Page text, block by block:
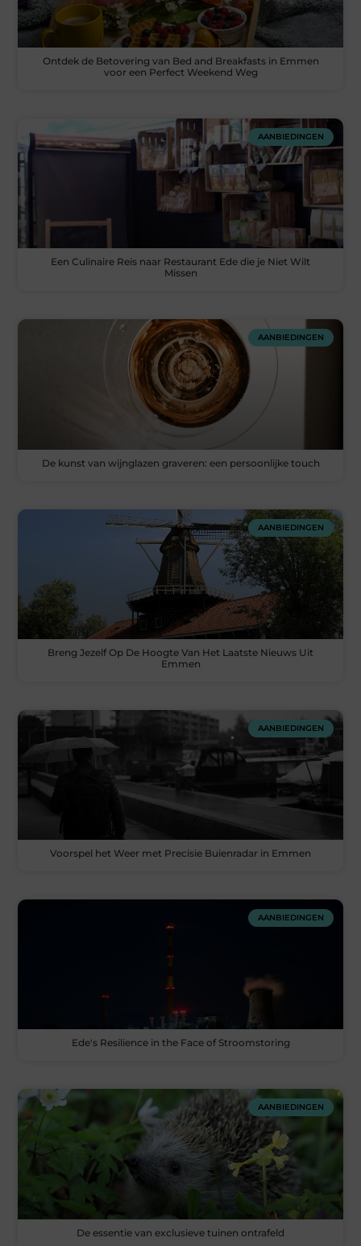
Ontdek de Betovering van Bed and Breakfasts in Emmen
voor een Perfect Weekend Weg
AANBIEDINGEN
Een Culinaire Reis naar Restaurant Ede die je Niet Wilt
Missen
AANBIEDINGEN
De kunst van wijnglazen graveren: een persoonlijke touch
AANBIEDINGEN
Breng Jezelf Op De Hoogte Van Het Laatste Nieuws Uit
Emmen
AANBIEDINGEN
Voorspel het Weer met Precisie Buienradar in Emmen
AANBIEDINGEN
Ede's Resilience in the Face of Stroomstoring
AANBIEDINGEN
De essentie van exclusieve tuinen ontrafeld